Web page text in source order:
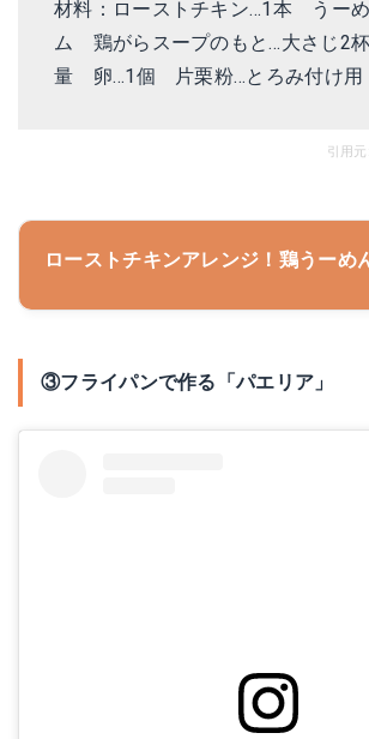
材料：ローストチキン…1本 うー
ム 鶏がらスープのもと…大さじ2
量 卵…1個 片栗粉…とろみ付け
引用元:
ローストチキンアレンジ！鶏うーめ
③フライパンで作る「パエリア」